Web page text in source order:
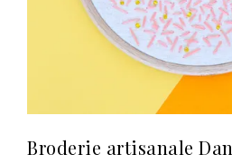
Broderie artisanale Dan